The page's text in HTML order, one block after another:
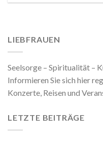
LIEBFRAUEN
Seelsorge – Spiritualität –
Informieren Sie sich hier
Konzerte, Reisen und
LETZTE BEITRÄGE